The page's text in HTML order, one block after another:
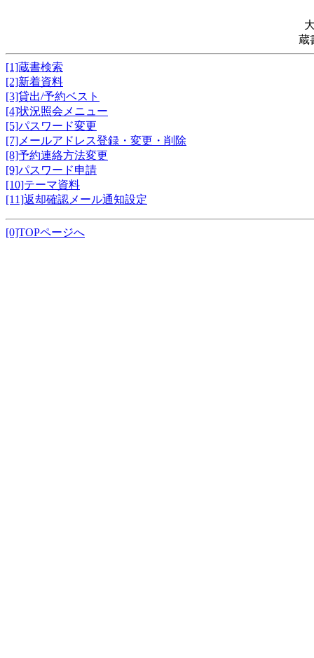
蔵
[1]蔵書検索
[2]新着資料
[3]貸出/予約ベスト
[4]状況照会メニュー
[5]パスワード変更
[7]メールアドレス登録・変更・削除
[8]予約連絡方法変更
[9]パスワード申請
[10]テーマ資料
[11]返却確認メール通知設定
[0]TOPページへ